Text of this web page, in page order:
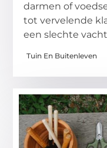
darmen of
tot vervelende
een slechte
Tuin En Buitenleven